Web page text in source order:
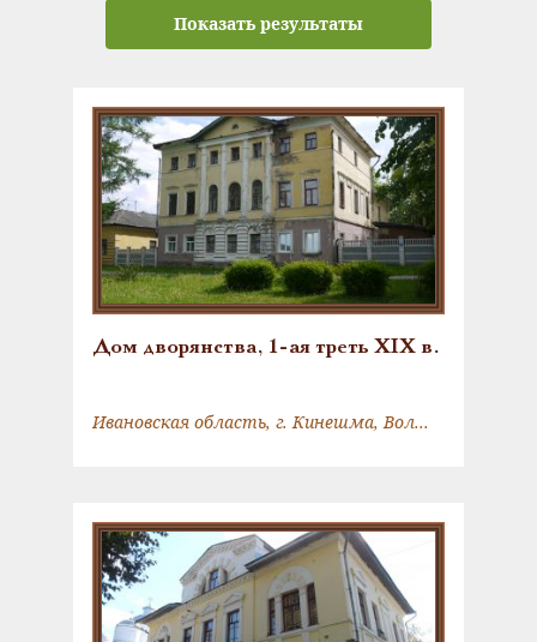
Показать результаты
Дом дворянства, 1-ая треть XIX в.
Ивановская область, г. Кинешма, Волжский бульвар, д. 3